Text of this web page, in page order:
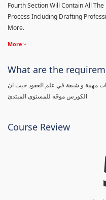
Fourth Section Will Contain All
Process Including Drafting
More.
More
What are the
مهمة و شيقة في علم العقود حيث ان
الكورس موجّه للمستوى المبتدئ
Course Review